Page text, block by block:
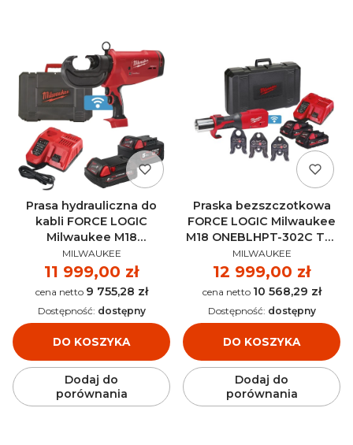
Prasa hydrauliczna do
kabli FORCE LOGIC
Milwaukee M18
HCCT109/42-522C AKU
18V (5.0 + 2.0 Ah) -
4933459273
PRODUCENT
MILWAUKEE
Cena
11 999,00 zł
Cena 9 755,28 zł
DO KOSZYKA
Dostępność: dostępny
Dodaj do
porównania
Praska bezszczotkowa
FORCE LOGIC Milwaukee
M18 ONEBLHPT-302C TH-
SET AKU 18V (2x 3.0 Ah) -
4933478307
PRODUCENT
MILWAUKEE
Cena
12 999,00 zł
Cena 10 568,29 zł
DO KOSZYKA
Dostępność: dostępny
Dodaj do
porównania